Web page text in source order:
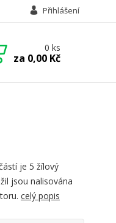
Přihlášení
0ks
za 0,00 Kč
je 5 žílový
jsou nalisována
celý popis